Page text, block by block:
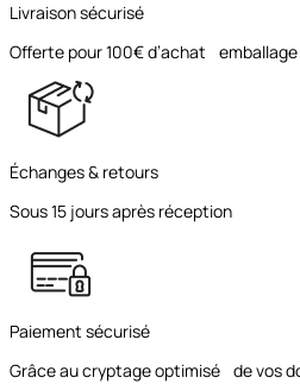
Livraison sécurisé
Offerte pour 100€ d’achat
Échanges & retours
Sous 15 jours après réception
Paiement sécurisé
Grâce au cryptage optimisé de vos